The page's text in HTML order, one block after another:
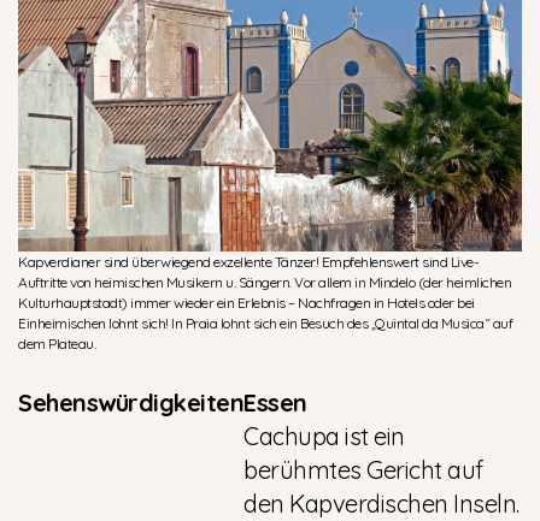
Kapverdianer sind überwiegend exzellente Tänzer! Empfehlenswert sind Live-
Auftritte von heimischen Musikern u. Sängern. Vor allem in Mindelo (der heimlichen
Kulturhauptstadt) immer wieder ein Erlebnis – Nachfragen in Hotels oder bei
Einheimischen lohnt sich! In Praia lohnt sich ein Besuch des „Quintal da Musica“ auf
dem Plateau.
SehenswürdigkeitenEssen
Cachupa ist ein
berühmtes Gericht auf
den Kapverdischen Inseln.